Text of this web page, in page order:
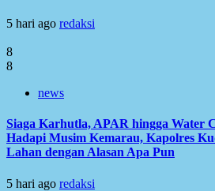
5 hari ago redaksi
8
8
news
Siaga Karhutla, APAR hingga Water
Hadapi Musim Kemarau, Kapolres
Lahan dengan Alasan Apa Pun
5 hari ago redaksi